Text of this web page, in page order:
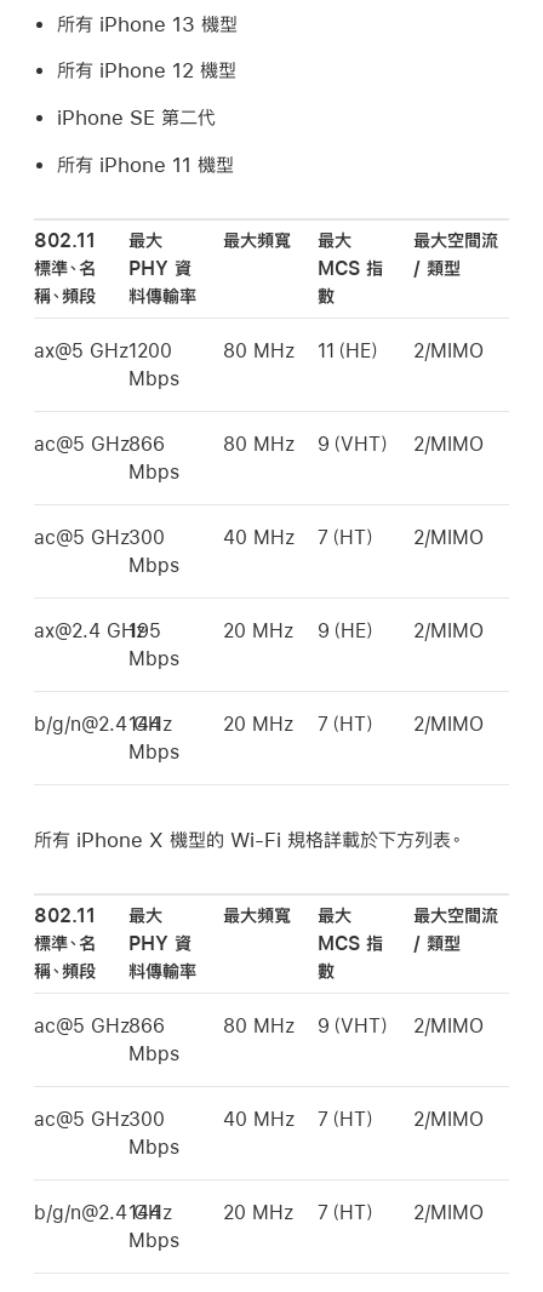
所有 iPhone 13 機型
所有 iPhone 12 機型
iPhone SE 第二代
所有 iPhone 11 機型
802.11
標準、名
稱、頻段
最大
PHY 資
料傳輸率
最大頻寬
最大
MCS 指
數
最大空間流
/ 類型
ax@5 GHz1200
Mbps
80 MHz 11（HE） 2/MIMO
ac@5 GHz866
Mbps
80 MHz 9（VHT） 2/MIMO
ac@5 GHz300
Mbps
40 MHz 7（HT） 2/MIMO
ax@2.4 GHz195
Mbps
20 MHz 9（HE） 2/MIMO
b/g/n@2.4 GHz
144
Mbps
20 MHz 7（HT） 2/MIMO
所有 iPhone X 機型的 Wi-Fi 規格詳載於下方列表。
802.11
標準、名
稱、頻段
最大
PHY 資
料傳輸率
最大頻寬
最大
MCS 指
數
最大空間流
/ 類型
ac@5 GHz866
Mbps
80 MHz 9（VHT） 2/MIMO
ac@5 GHz300
Mbps
40 MHz 7（HT） 2/MIMO
b/g/n@2.4 GHz
144
Mbps
20 MHz 7（HT） 2/MIMO